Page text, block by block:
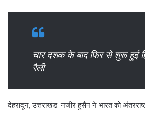
चार दशक के बाद फिर से शुरू हुई
रैली
देहरादून, उत्तराखंड: नजीर हुसैन ने भारत को